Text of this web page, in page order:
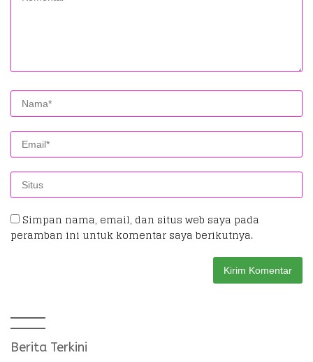
Simpan nama, email, dan situs web saya pada
peramban ini untuk komentar saya berikutnya.
Berita Terkini